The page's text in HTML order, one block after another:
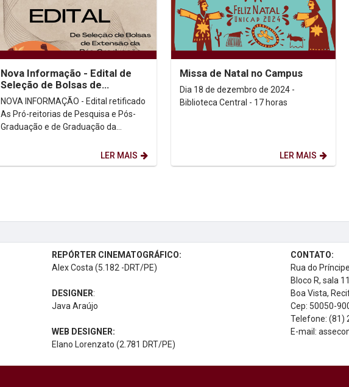
Nova Informação - Edital de
Seleção de Bolsas de
Extensão da Pós-graduação
NOVA INFORMAÇÃO - Edital retificado
As Pró-reitorias de Pesquisa e Pós-
Graduação e de Graduação da
LER MAIS
Missa de Natal no Campus
Dia 18 de dezembro de 2024 -
Biblioteca Central - 17 horas
LER MAIS
REPÓRTER CINEMATOGRÁFICO:
Alex Costa (5.182 -DRT/PE)
DESIGNER:
Java Araújo
WEB DESIGNER:
Elano Lorenzato (2.781 DRT/PE)
CONTATO:
Rua do
Bloco R, sala
Boa Vista,
Cep: 50050-
Telefone: (81)
E-mail: